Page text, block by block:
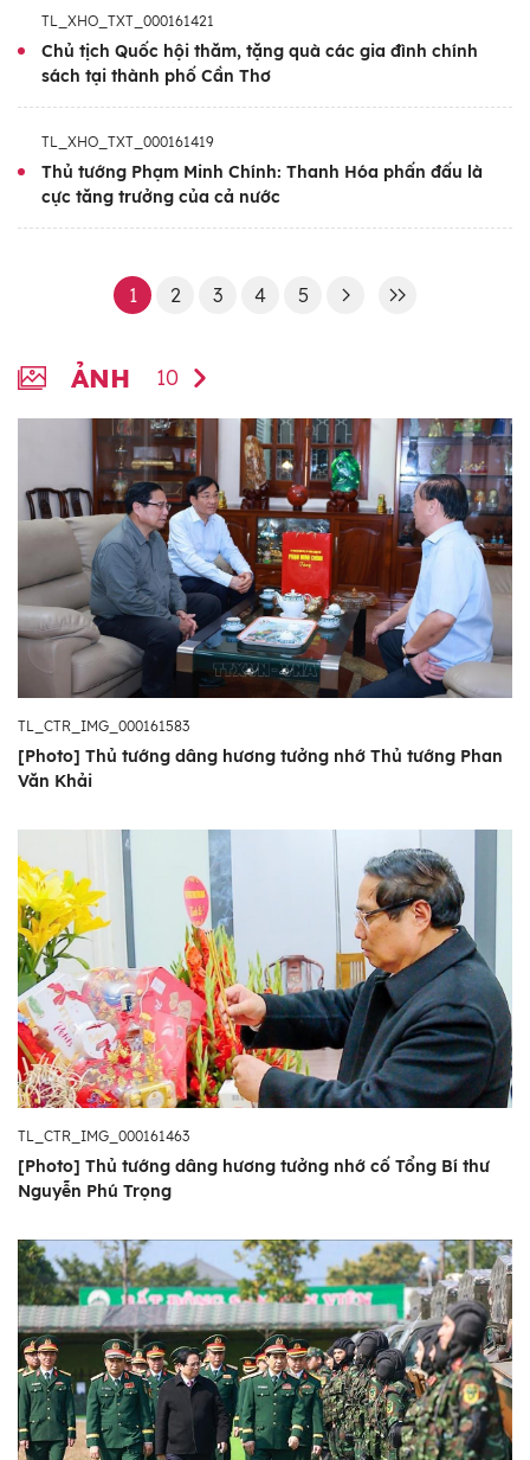
TL_XHO_TXT_000161421
Chủ tịch Quốc hội thăm, tặng quà các gia đình chính
sách tại thành phố Cần Thơ
TL_XHO_TXT_000161419
Thủ tướng Phạm Minh Chính: Thanh Hóa phấn đấu là
cực tăng trưởng của cả nước
1 2 3 4 5
ẢNH 10
TL_CTR_IMG_000161583
[Photo] Thủ tướng dâng hương tưởng nhớ Thủ tướng Phan
Văn Khải
TL_CTR_IMG_000161463
[Photo] Thủ tướng dâng hương tưởng nhớ cố Tổng Bí thư
Nguyễn Phú Trọng